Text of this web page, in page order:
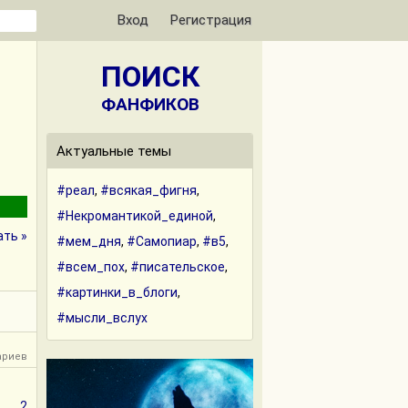
Вход Регистрация
»
ПОИСК
ФАНФИКОВ
Актуальные темы
#реал, #всякая_фигня,
#Некромантикой_единой,
#мем_дня, #Самопиар, #в5,
#всем_пох, #писательское,
#картинки_в_блоги,
#мысли_вслух